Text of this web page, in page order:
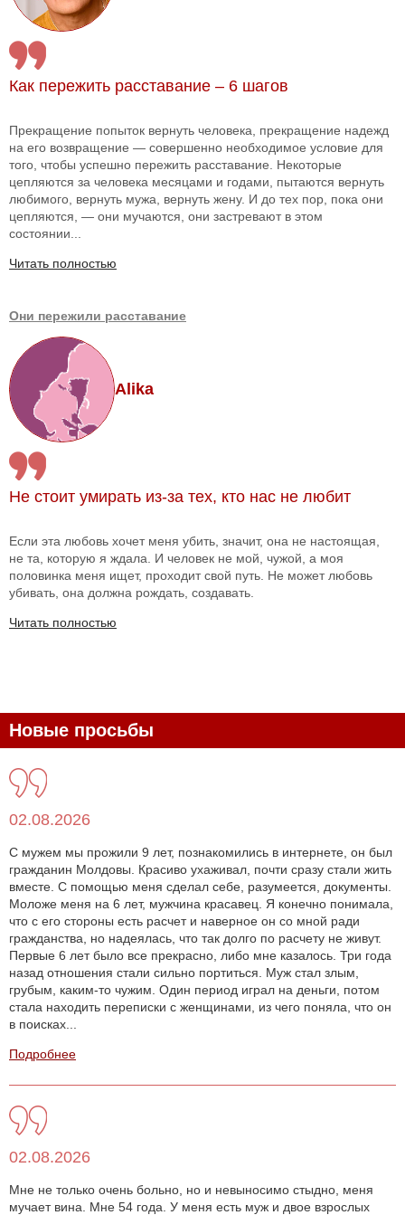
Как пережить расставание – 6 шагов
Прекращение попыток вернуть человека, прекращение надежд
на его возвращение — совершенно необходимое условие для
того, чтобы успешно пережить расставание. Некоторые
цепляются за человека месяцами и годами, пытаются вернуть
любимого, вернуть мужа, вернуть жену. И до тех пор, пока они
цепляются, — они мучаются, они застревают в этом
состоянии...
Читать полностью
Они пережили расставание
Alika
Не стоит умирать из-за тех, кто нас не любит
Если эта любовь хочет меня убить, значит, она не настоящая,
не та, которую я ждала. И человек не мой, чужой, а моя
половинка меня ищет, проходит свой путь. Не может любовь
убивать, она должна рождать, создавать.
Читать полностью
Новые просьбы
02.08.2026
С мужем мы прожили 9 лет, познакомились в интернете, он был
гражданин Молдовы. Красиво ухаживал, почти сразу стали жить
вместе. С помощью меня сделал себе, разумеется, документы.
Моложе меня на 6 лет, мужчина красавец. Я конечно понимала,
что с его стороны есть расчет и наверное он со мной ради
гражданства, но надеялась, что так долго по расчету не живут.
Первые 6 лет было все прекрасно, либо мне казалось. Три года
назад отношения стали сильно портиться. Муж стал злым,
грубым, каким-то чужим. Один период играл на деньги, потом
стала находить переписки с женщинами, из чего поняла, что он
в поисках...
Подробнее
02.08.2026
Мне не только очень больно, но и невыносимо стыдно, меня
мучает вина. Мне 54 года. У меня есть муж и двое взрослых